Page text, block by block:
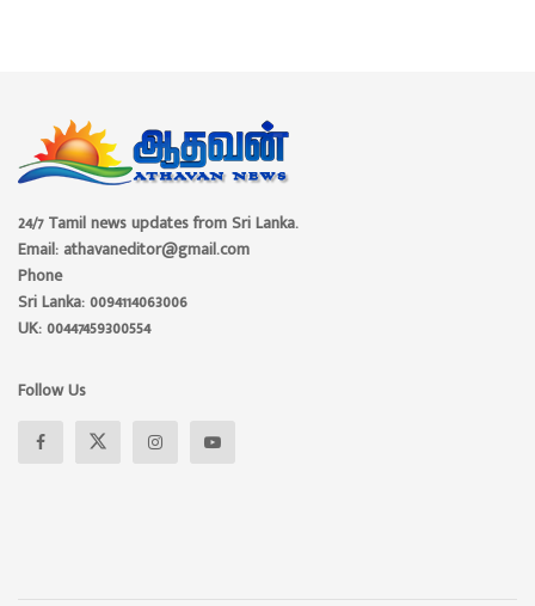
24/7 Tamil news updates from Sri Lanka.
Email: athavaneditor@gmail.com
Phone
Sri Lanka: 0094114063006
UK: 00447459300554
Follow Us